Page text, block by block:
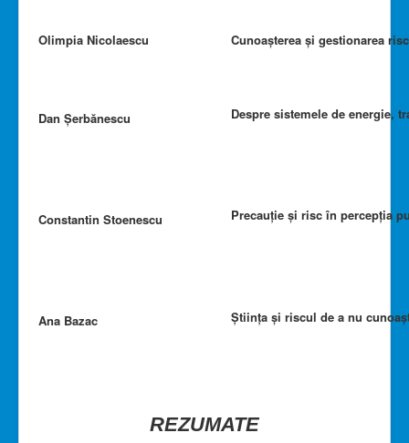
Olimpia Nicolaescu Cunoașterea și gestionarea
Dan Șerbănescu Despre sistemele de energie,
Constantin Stoenescu Precauție și risc în percepția
Ana Bazac Știința și riscul de a nu
REZUMATE